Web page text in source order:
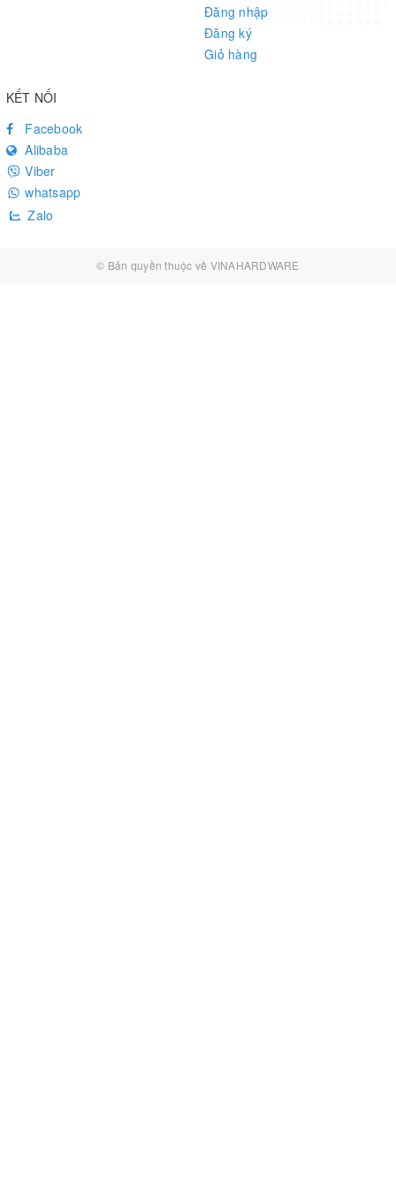
Đăng nhập
Đăng ký
Giỏ hàng
KẾT NỐI
Facebook
Alibaba
Viber
whatsapp
Zalo
© Bản quyền thuộc về VINAHARDWARE